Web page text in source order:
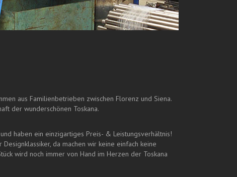
aus Familienbetrieben zwischen Florenz und Siena.
der wunderschönen Toskana.
haben ein einzigartiges Preis- & Leistungsverhältnis!
da machen wir keine einfach keine
wird noch immer von Hand im Herzen der Toskana